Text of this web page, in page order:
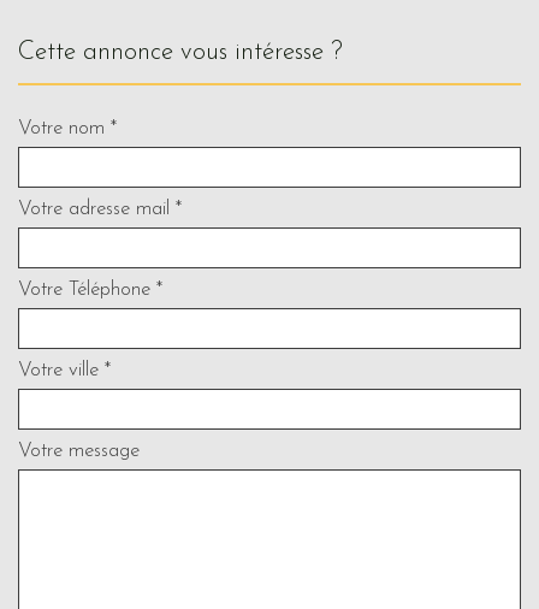
cette annonce vous intéresse ?
Votre nom *
Votre adresse mail *
Votre Téléphone *
Votre ville *
Votre message